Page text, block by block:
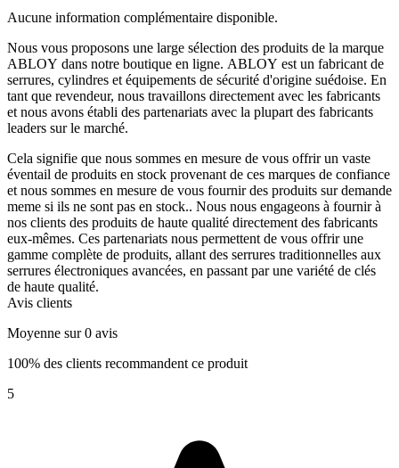
Aucune information complémentaire disponible.
Nous vous proposons une large sélection des produits de la marque
ABLOY dans notre boutique en ligne. ABLOY est un fabricant de
serrures, cylindres et équipements de sécurité d'origine suédoise. En
tant que revendeur, nous travaillons directement avec les fabricants
et nous avons établi des partenariats avec la plupart des fabricants
leaders sur le marché.
Cela signifie que nous sommes en mesure de vous offrir un vaste
éventail de produits en stock provenant de ces marques de confiance
et nous sommes en mesure de vous fournir des produits sur demande
meme si ils ne sont pas en stock.. Nous nous engageons à fournir à
nos clients des produits de haute qualité directement des fabricants
eux-mêmes. Ces partenariats nous permettent de vous offrir une
gamme complète de produits, allant des serrures traditionnelles aux
serrures électroniques avancées, en passant par une variété de clés
de haute qualité.
Avis clients
Moyenne sur 0 avis
100% des clients recommandent ce produit
5